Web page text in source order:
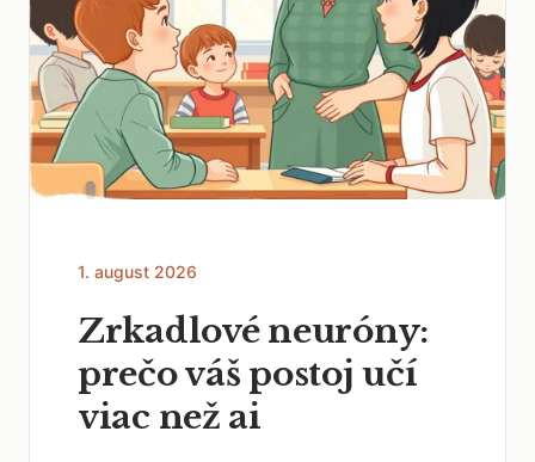
1. august 2026
Zrkadlové neuróny:
prečo váš postoj učí
viac než ai